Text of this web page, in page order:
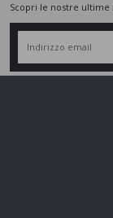
Scopri le nostre